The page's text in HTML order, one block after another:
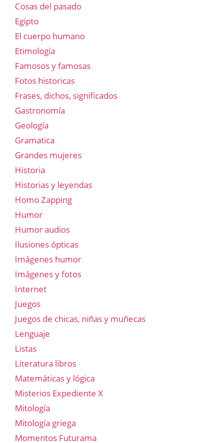
Cosas del pasado
Egipto
El cuerpo humano
Etimología
Famosos y famosas
Fotos historicas
Frases, dichos, significados
Gastronomía
Geología
Gramatica
Grandes mujeres
Historia
Historias y leyendas
Homo Zapping
Humor
Humor audios
Ilusiones ópticas
Imágenes humor
Imágenes y fotos
Internet
Juegos
Juegos de chicas, niñas y muñecas
Lenguaje
Listas
Literatura libros
Matemáticas y lógica
Misterios Expediente X
Mitología
Mitología griega
Momentos Futurama